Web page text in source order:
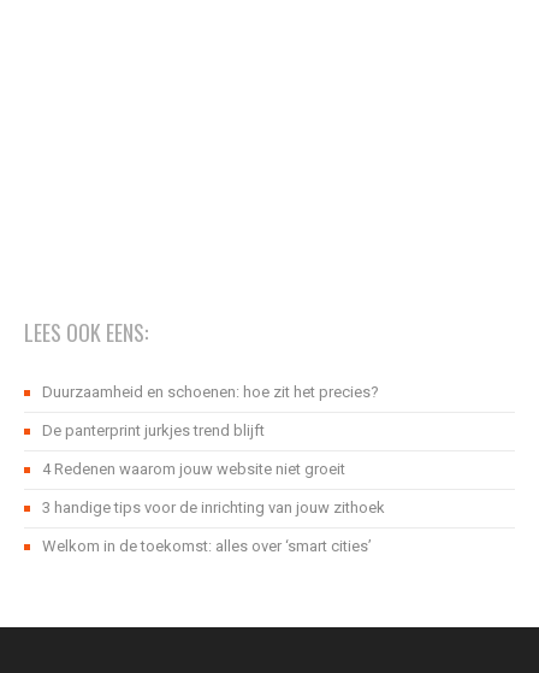
LEES OOK EENS:
Duurzaamheid en schoenen: hoe zit het precies?
De panterprint jurkjes trend blijft
4 Redenen waarom jouw website niet groeit
3 handige tips voor de inrichting van jouw zithoek
Welkom in de toekomst: alles over ‘smart cities’